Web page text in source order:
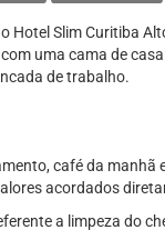
Hotel Slim Curitiba
uma cama de
de trabalho.
café da manhã
acordados
a limpeza do